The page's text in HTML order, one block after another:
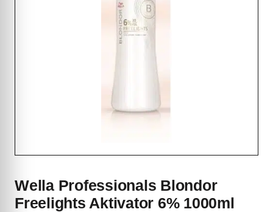
Wella Professionals Blondor
Freelights Aktivator 6% 1000ml